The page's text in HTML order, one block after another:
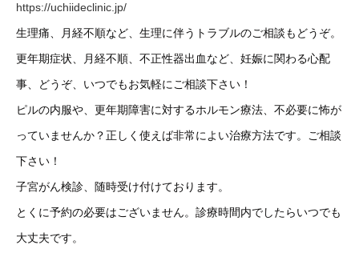
https://uchiideclinic.jp/
生理痛、月経不順など、生理に伴うトラブルのご相談もどうぞ。
更年期症状、月経不順、不正性器出血など、妊娠に関わる心配
事、どうぞ、いつでもお気軽にご相談下さい！
ピルの内服や、更年期障害に対するホルモン療法、不必要に怖が
っていませんか？正しく使えば非常によい治療方法です。ご相談
下さい！
子宮がん検診、随時受け付けております。
とくに予約の必要はございません。診療時間内でしたらいつでも
大丈夫です。